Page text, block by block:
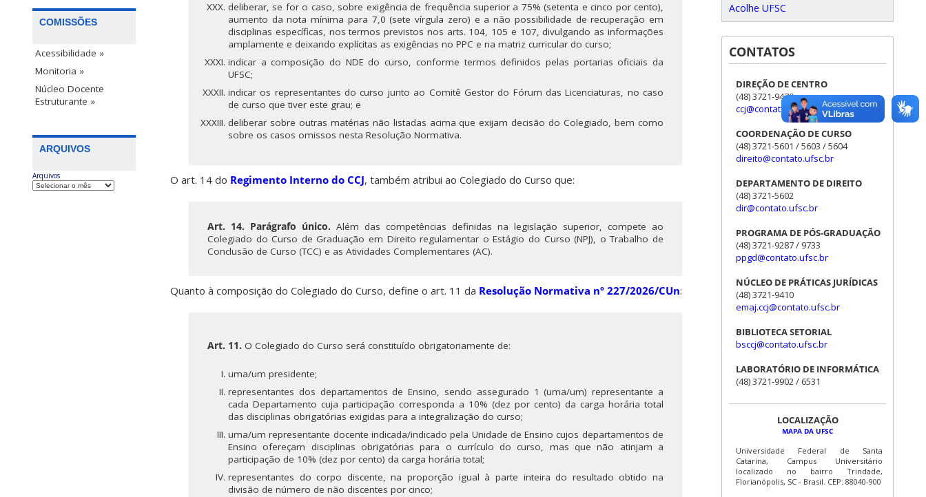
COMISSÕES
Acessibilidade »
Monitoria »
Núcleo Docente
Estruturante »
ARQUIVOS
Arquivos
deliberar, se for o caso, sobre exigência de frequência superior a 75% (setenta e cinco por cento),
aumento da nota mínima para 7,0 (sete vírgula zero) e a não possibilidade de recuperação em
disciplinas específicas, nos termos previstos nos arts. 104, 105 e 107, divulgando as informações
amplamente e deixando explícitas as exigências no PPC e na matriz curricular do curso;
indicar a composição do NDE do curso, conforme termos definidos pelas portarias oficiais da
UFSC;
indicar os representantes do curso junto ao Comitê Gestor do Fórum das Licenciaturas, no caso
de curso que tiver este grau; e
deliberar sobre outras matérias não listadas acima que exijam decisão do Colegiado, bem como
sobre os casos omissos nesta Resolução Normativa.
O art. 14 do Regimento Interno do CCJ, também atribui ao Colegiado do Curso que:
Art. 14. Parágrafo único. Além das competências definidas na legislação superior, compete ao
Colegiado do Curso de Graduação em Direito regulamentar o Estágio do Curso (NPJ), o Trabalho de
Conclusão de Curso (TCC) e as Atividades Complementares (AC).
Quanto à composição do Colegiado do Curso, define o art. 11 da Resolução Normativa nº 227/2026/CUn:
Art. 11. O Colegiado do Curso será constituído obrigatoriamente de:
uma/um presidente;
representantes dos departamentos de Ensino, sendo assegurado 1 (uma/um) representante a
cada Departamento cuja participação corresponda a 10% (dez por cento) da carga horária total
das disciplinas obrigatórias exigidas para a integralização do curso;
uma/um representante docente indicada/indicado pela Unidade de Ensino cujos departamentos de
Ensino ofereçam disciplinas obrigatórias para o currículo do curso, mas que não atinjam a
participação de 10% (dez por cento) da carga horária total;
representantes do corpo discente, na proporção igual à parte inteira do resultado obtido na
divisão de número de não discentes por cinco;
Acolhe UFSC
CONTATOS
DIREÇÃO DE CENTRO
(48) 3721-9479
ccj@contato.ufsc.br
COORDENAÇÃO DE CURSO
(48) 3721-5601 / 5603 / 5604
direito@contato.ufsc.br
DEPARTAMENTO DE DIREITO
(48) 3721-5602
dir@contato.ufsc.br
PROGRAMA DE PÓS-GRADUAÇÃO
(48) 3721-9287 / 9733
ppgd@contato.ufsc.br
NÚCLEO DE PRÁTICAS JURÍDICAS
(48) 3721-9410
emaj.ccj@contato.ufsc.br
BIBLIOTECA SETORIAL
bsccj@contato.ufsc.br
LABORATÓRIO DE INFORMÁTICA
(48) 3721-9902 / 6531
LOCALIZAÇÃO
MAPA DA UFSC
Universidade Federal de Santa
Catarina, Campus Universitário
localizado no bairro Trindade,
Florianópolis, SC - Brasil. CEP: 88040-900